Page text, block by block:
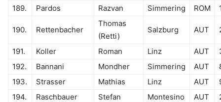
189.
Pardos Razvan Simmering ROM
190. Rettenbacher
Thomas
(Retti)
Salzburg AUT
191. Koller Roman Linz AUT
192.
Bannani Mondher Simmering AUT
193.
Strasser Mathias Linz AUT
194.
Raschbauer Stefan Montesino AUT